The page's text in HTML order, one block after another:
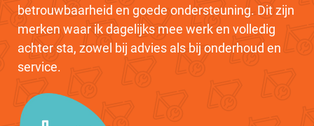
betrouwbaarheid en goede ondersteuning. Dit zijn
merken waar ik dagelijks mee werk en volledig
achter sta, zowel bij advies als bij onderhoud en
service.